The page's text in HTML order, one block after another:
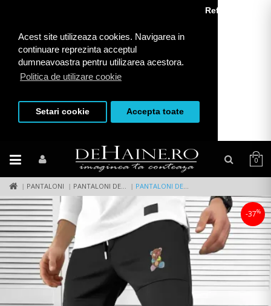
Acest site utilizeaza cookies. Navigarea in
continuare reprezinta acceptul
dumneavoastra pentru utilizarea acestora.
Politica de utilizare cookie
Refuza toate
Setari cookie Accepta toate
0
PANTALONI PANTALONI DE TRENING PANTALONI DE TRENING NEGRI CONICI 10238 79-2
-37%